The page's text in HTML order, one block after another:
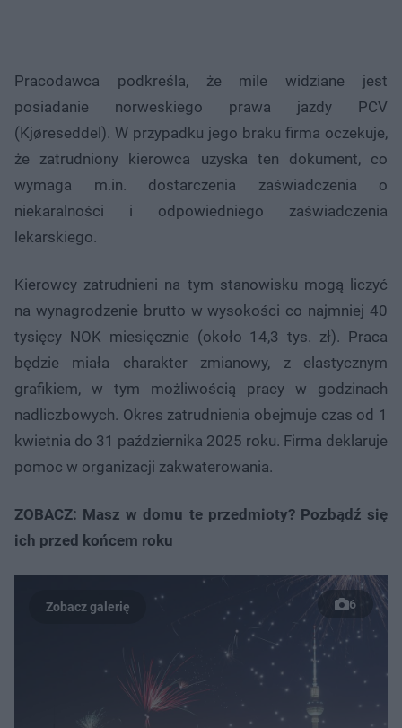
Pracodawca podkreśla, że mile widziane jest
posiadanie norweskiego prawa jazdy PCV
(Kjøreseddel). W przypadku jego braku firma oczekuje,
że zatrudniony kierowca uzyska ten dokument, co
wymaga m.in. dostarczenia zaświadczenia o
niekaralności i odpowiedniego zaświadczenia
lekarskiego.
Kierowcy zatrudnieni na tym stanowisku mogą liczyć
na wynagrodzenie brutto w wysokości co najmniej 40
tysięcy NOK miesięcznie (około 14,3 tys. zł). Praca
będzie miała charakter zmianowy, z elastycznym
grafikiem, w tym możliwością pracy w godzinach
nadliczbowych. Okres zatrudnienia obejmuje czas od 1
kwietnia do 31 października 2025 roku. Firma deklaruje
pomoc w organizacji zakwaterowania.
ZOBACZ: Masz w domu te przedmioty? Pozbądź się
ich przed końcem roku
6